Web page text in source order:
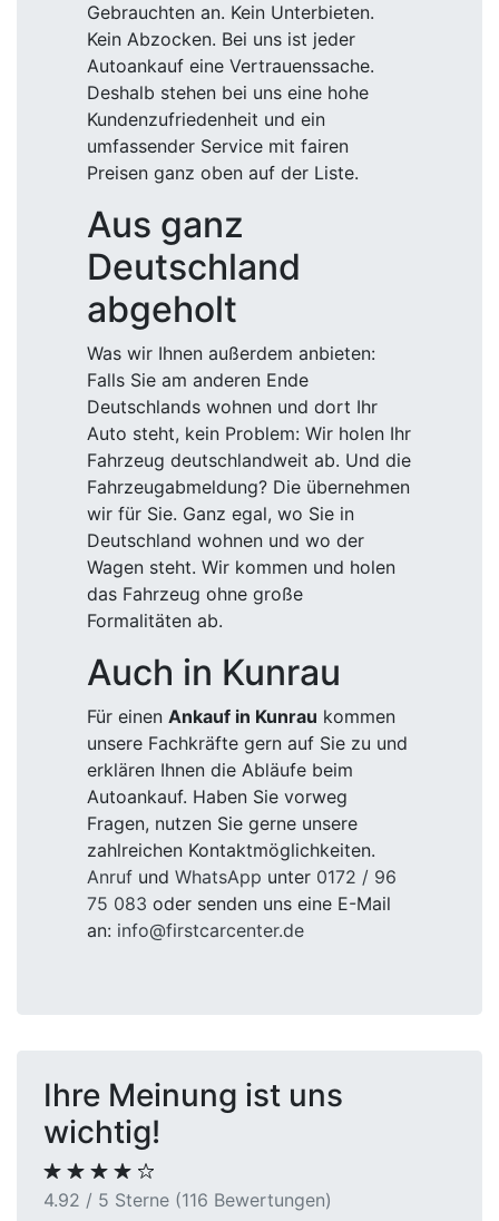
Gebrauchten an. Kein Unterbieten.
Kein Abzocken. Bei uns ist jeder
Autoankauf eine Vertrauenssache.
Deshalb stehen bei uns eine hohe
Kundenzufriedenheit und ein
umfassender Service mit fairen
Preisen ganz oben auf der Liste.
Aus ganz
Deutschland
abgeholt
Was wir Ihnen außerdem anbieten:
Falls Sie am anderen Ende
Deutschlands wohnen und dort Ihr
Auto steht, kein Problem: Wir holen Ihr
Fahrzeug deutschlandweit ab. Und die
Fahrzeugabmeldung? Die übernehmen
wir für Sie. Ganz egal, wo Sie in
Deutschland wohnen und wo der
Wagen steht. Wir kommen und holen
das Fahrzeug ohne große
Formalitäten ab.
Auch in Kunrau
Für einen Ankauf in Kunrau kommen
unsere Fachkräfte gern auf Sie zu und
erklären Ihnen die Abläufe beim
Autoankauf. Haben Sie vorweg
Fragen, nutzen Sie gerne unsere
zahlreichen Kontaktmöglichkeiten.
Anruf und WhatsApp unter 0172 / 96
75 083 oder senden uns eine E-Mail
an: info@firstcarcenter.de
Ihre Meinung ist uns
wichtig!
4.92 / 5 Sterne (116 Bewertungen)